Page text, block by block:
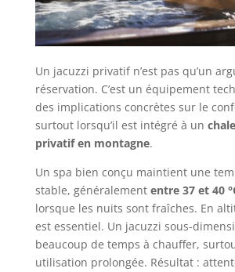
Un jacuzzi privatif n’est pas qu’un
réservation. C’est un équipement
des implications concrètes sur le
surtout lorsqu’il est intégré à un
privatif en montagne.
Un spa bien conçu maintient une
stable, généralement entre 37 et 40
lorsque les nuits sont fraîches. En
est essentiel. Un jacuzzi sous-
beaucoup de temps à chauffer,
utilisation prolongée. Résultat :